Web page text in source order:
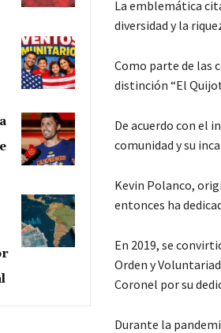
La emblemática
diversidad y la
Como parte de las
distinción “El
De acuerdo con el
comunidad y su
Kevin Polanco,
entonces ha
En 2019, se
Orden y
Coronel por su
Durante la